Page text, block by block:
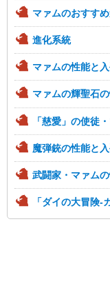
マァムのおすす
進化系統
マァムの性能と
マァムの輝聖石
「慈愛」の使徒
魔弾銃の性能と
武闘家・マァム
「ダイの大冒険-